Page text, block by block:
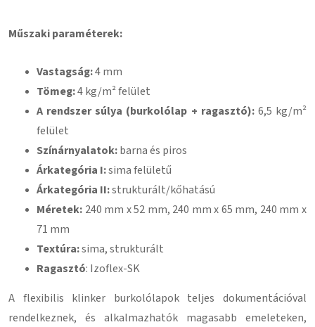
Műszaki paraméterek:
Vastagság:4 mm
Tömeg:4 kg/m² felület
A rendszer súlya (burkolólap + ragasztó):6,5 kg/m²
felület
Színárnyalatok:barna és piros
Árkategória I:sima felületű
Árkategória II:strukturált/kőhatású
Méretek: 240 mm x 52 mm, 240 mm x 65 mm, 240 mm x
71 mm
Textúra:sima, strukturált
Ragasztó: Izoflex-SK
A flexibilis klinker burkolólapok teljes dokumentációval
rendelkeznek, és alkalmazhatók magasabb emeleteken,